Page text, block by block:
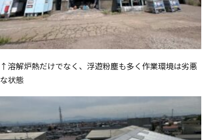
↑溶解炉熱だけでなく、浮遊粉塵も多く作業環境は劣悪
な状態